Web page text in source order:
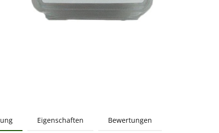
Eigenschaften Bewertungen